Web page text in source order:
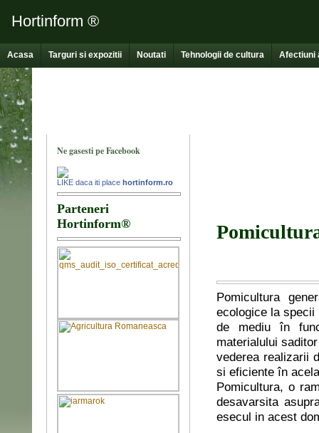
Hortinform ®
Acasa Targuri si expozitii Noutati Tehnologii de cultura Afectiuni
Pomicultura
ecologice la
de mediu în
materialului
vederea realizarii
si eficiente în
Pomicultura, o
desavarsita
esecul in acest